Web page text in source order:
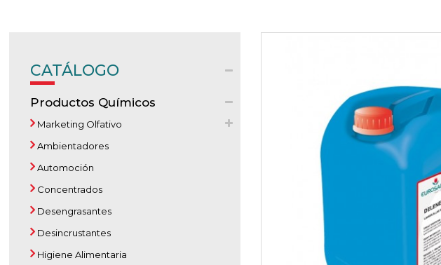
CATÁLOGO
Productos Químicos
Marketing Olfativo
Ambientadores
Automoción
Concentrados
Desengrasantes
Desincrustantes
Higiene Alimentaria